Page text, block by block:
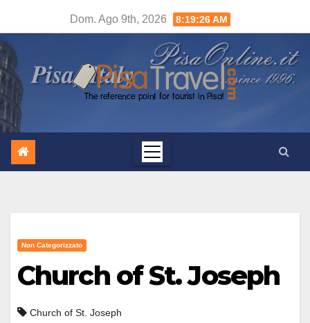
contenuto
Dom. Ago 9th, 2026 8:19:27 AM
Non Categorizzato
Church of St. Joseph
Church of St. Joseph